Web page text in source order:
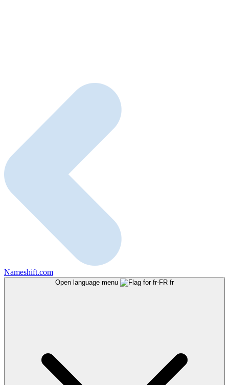
Nameshift.com
Open language menu fr